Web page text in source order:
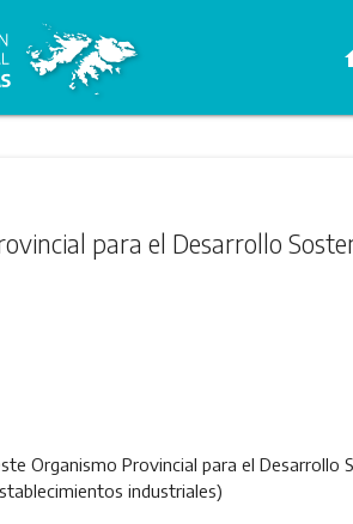
para el Desarrollo
Organismo Provincial para el Desarrollo
industriales)